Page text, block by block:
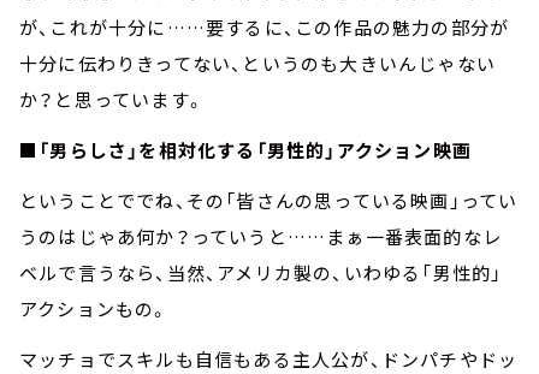
が、これが十分に……要するに、この作品の魅力の部分が
十分に伝わりきってない、というのも大きいんじゃない
か？と思っています。
■「男らしさ」を相対化する「男性的」アクション映画
ということででね、その「皆さんの思っている映画」ってい
うのはじゃあ何か？っていうと……まぁ一番表面的なレ
ベルで言うなら、当然、アメリカ製の、いわゆる「男性的」
アクションもの。
マッチョでスキルも自信もある主人公が、ドンパチやドッ